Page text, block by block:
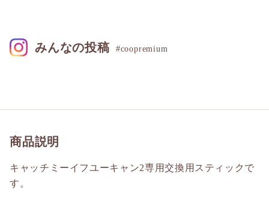
商品説明
キャッチミーイフユーキャン2専用交換用スティックで
す。
みんなの投稿 #coopremium